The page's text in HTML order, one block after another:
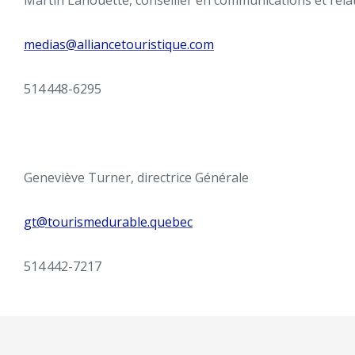
medias@alliancetouristique.com
514 448-6295
Geneviève Turner, directrice Générale
gt@tourismedurable.quebec
514 442-7217